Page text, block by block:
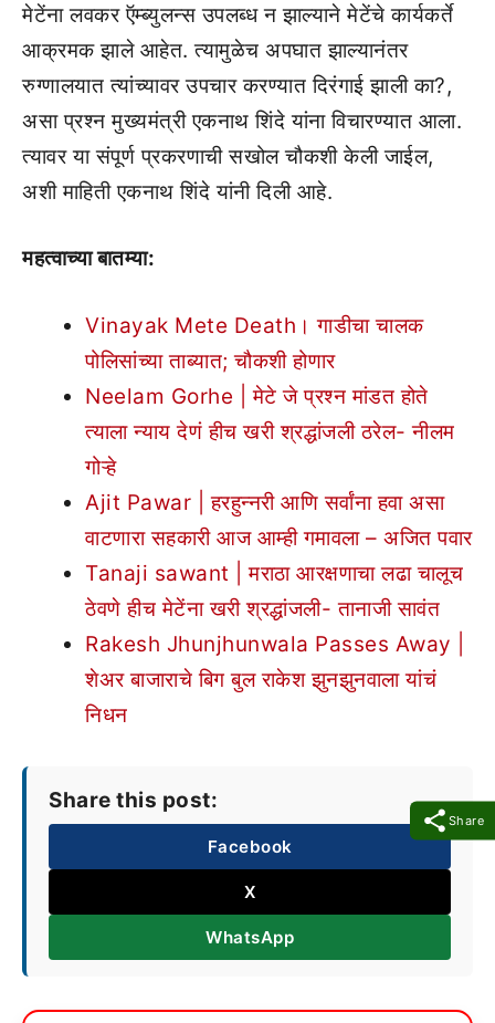
Share
मेटेंना लवकर ऍम्ब्युलन्स उपलब्ध न झाल्याने मेटेंचे कार्यकर्ते
आक्रमक झाले आहेत. त्यामुळेच अपघात झाल्यानंतर
रुग्णालयात त्यांच्यावर उपचार करण्यात दिरंगाई झाली का?,
असा प्रश्न मुख्यमंत्री एकनाथ शिंदे यांना विचारण्यात आला.
त्यावर या संपूर्ण प्रकरणाची सखोल चौकशी केली जाईल,
अशी माहिती एकनाथ शिंदे यांनी दिली आहे.
महत्वाच्या बातम्या:
Vinayak Mete Death। गाडीचा चालक
पोलिसांच्या ताब्यात; चौकशी होणार
Neelam Gorhe | मेटे जे प्रश्न मांडत होते
त्याला न्याय देणं हीच खरी श्रद्धांजली ठरेल- नीलम
गोऱ्हे
Ajit Pawar | हरहुन्नरी आणि सर्वांना हवा असा
वाटणारा सहकारी आज आम्ही गमावला – अजित पवार
Tanaji sawant | मराठा आरक्षणाचा लढा चालूच
ठेवणे हीच मेटेंना खरी श्रद्धांजली- तानाजी सावंत
Rakesh Jhunjhunwala Passes Away |
शेअर बाजाराचे बिग बुल राकेश झुनझुनवाला यांचं
निधन
Share this post:
Facebook
X
WhatsApp